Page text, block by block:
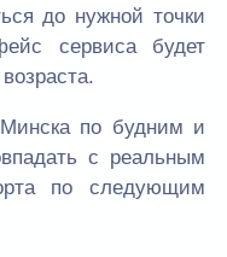
до нужной точки
сервиса будет
Минска по будним и
с реальным
по следующим